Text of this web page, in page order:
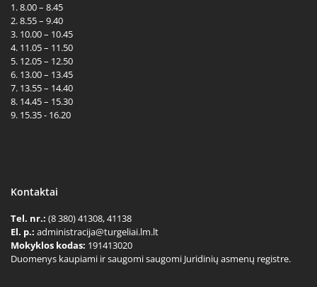
1. 8.00 – 8.45
2. 8.55 – 9.40
3. 10.00 – 10.45
4. 11.05 – 11.50
5. 12.05 – 12.50
6. 13.00 – 13.45
7. 13.55 – 14.40
8. 14.45 – 15.30
9. 15.35 - 16.20
Kontaktai
Tel. nr.: (8 380) 41308, 41138
El. p.: administracija@turgeliai.lm.lt
Mokyklos kodas: 191413020
Duomenys kaupiami ir saugomi saugomi Juridinių asmenų registre.